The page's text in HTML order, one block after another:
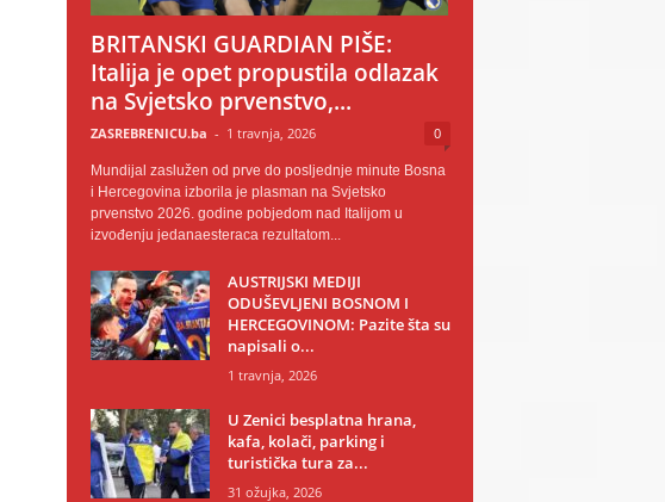
BRITANSKI GUARDIAN PIŠE:
Italija je opet propustila odlazak
na Svjetsko prvenstvo,...
ZASREBRENICU.ba - 1 travnja, 2026 0
Mundijal zaslužen od prve do posljednje minute Bosna
i Hercegovina izborila je plasman na Svjetsko
prvenstvo 2026. godine pobjedom nad Italijom u
izvođenju jedanaesteraca rezultatom...
AUSTRIJSKI MEDIJI
ODUŠEVLJENI BOSNOM I
HERCEGOVINOM: Pazite šta su
napisali o...
1 travnja, 2026
U Zenici besplatna hrana,
kafa, kolači, parking i
turistička tura za...
31 ožujka, 2026